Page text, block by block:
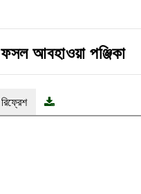
ফসল আবহাওয়া পঞ্জিকা
রিফ্রেশ